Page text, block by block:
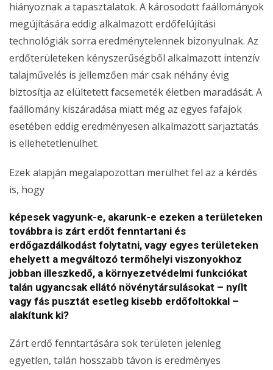
hiányoznak a tapasztalatok. A károsodott faállományok
megújítására eddig alkalmazott erdőfelújítási
technológiák sorra eredménytelennek bizonyulnak. Az
erdőterületeken kényszerűségből alkalmazott intenzív
talajművelés is jellemzően már csak néhány évig
biztosítja az elültetett facsemeték életben maradását. A
faállomány kiszáradása miatt még az egyes fafajok
esetében eddig eredményesen alkalmazott sarjaztatás
is ellehetetlenülhet.
Ezek alapján megalapozottan merülhet fel az a kérdés
is, hogy
képesek vagyunk-e, akarunk-e ezeken a területeken
továbbra is zárt erdőt fenntartani és
erdőgazdálkodást folytatni, vagy egyes területeken
ehelyett a megváltozó termőhelyi viszonyokhoz
jobban illeszkedő, a környezetvédelmi funkciókat
talán ugyancsak ellátó növénytársulásokat – nyílt
vagy fás pusztát esetleg kisebb erdőfoltokkal –
alakítunk ki?
Zárt erdő fenntartására sok területen jelenleg
egyetlen, talán hosszabb távon is eredményes